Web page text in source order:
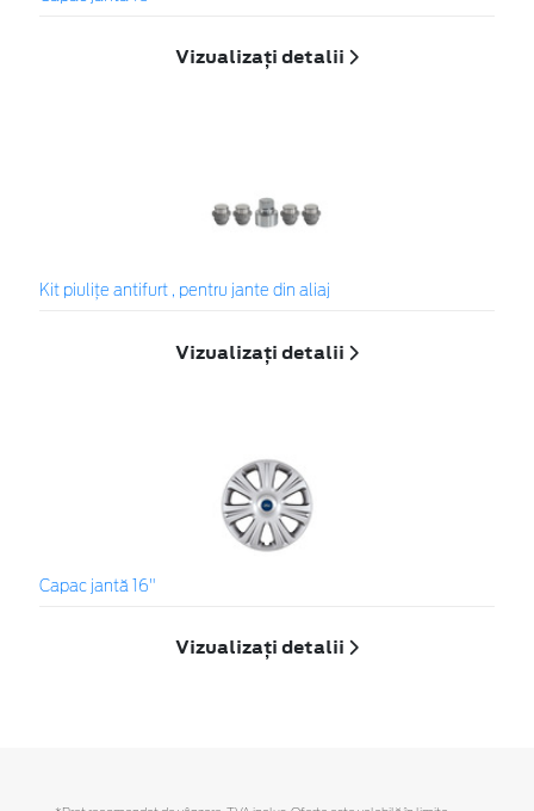
Vizualizați detalii
Kit piuliţe antifurt , pentru jante din aliaj
Vizualizați detalii
Capac jantă 16"
Vizualizați detalii